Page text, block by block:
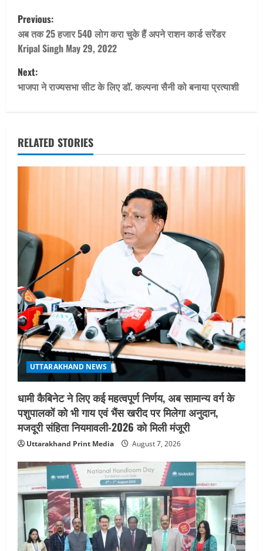
P
o
s
t
a
v
a
t
i
o
n
Previous:
अब तक 25 हजार 540 लोग करा चुके हैं अपने राशन कार्ड सरेंडर
Kripal Singh May 29, 2022
Next:
भाजपा ने राज्यसभा सीट के लिए डॉ. कल्पना सैनी को बनाया प्रत्याशी
RELATED STORIES
UTTARAKHAND NEWS
धामी कैबिनेट ने लिए कई महत्वपूर्ण निर्णय, अब सामान्य वर्ग के
पशुपालकों को भी गाय एवं भैंस खरीद पर मिलेगा अनुदान,
मजदूरी संहिता नियमावली-2026 को मिली मंजूरी
Uttarakhand Print Media August 7, 2026